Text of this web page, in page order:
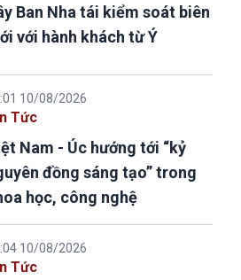
Ban Nha tái kiểm soát biên
với hành khách từ Ý
10/08/2026
Tức
Nam - Úc hướng tới “kỷ
đồng sáng tạo” trong
học, công nghệ
10/08/2026
Tức